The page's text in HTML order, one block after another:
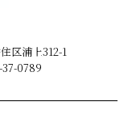
区浦上312-1
0789